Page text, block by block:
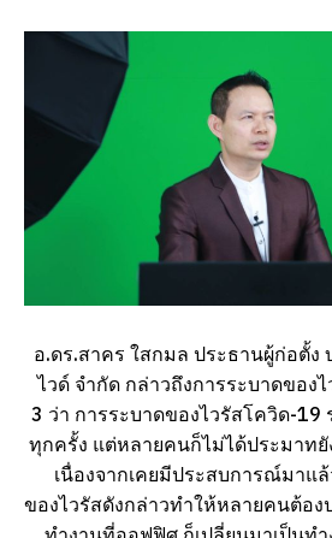
อ.ดร.สาคร ใสกมล ประธานผู้ก่อตั้ง
ไวด์ จำกัด กล่าวถึงการระบาดของ
3 ว่า การระบาดของไวรัสโควิด-19
ทุกครั้ง แต่หลายคนก็ไม่ได้ประมาท
เนื่องจากเคยมีประสบการณ์มาแ
ของไวรัสดังกล่าวทำให้หลายคนต้อง